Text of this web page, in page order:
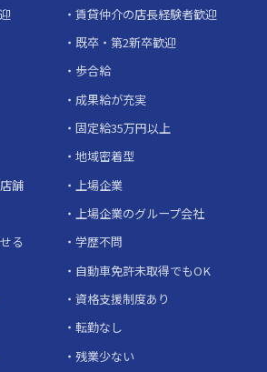
賃貸仲介の店長経験者歓迎
既卒・第2新卒歓迎
歩合給
成果給が充実
固定給35万円以上
地域密着型
舗
上場企業
上場企業のグループ会社
る
学歴不問
自動車免許未取得でもOK
資格支援制度あり
転勤なし
残業少ない